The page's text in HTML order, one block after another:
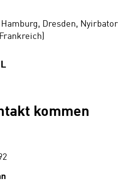
Dresden, Nyirbator
kommen